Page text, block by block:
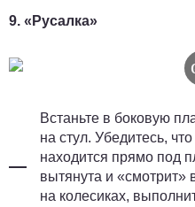
9. «Русалка»
Встаньте в боковую
на стул. Убедитесь,
находится прямо под
вытянута и «смотрит»
на колесиках,